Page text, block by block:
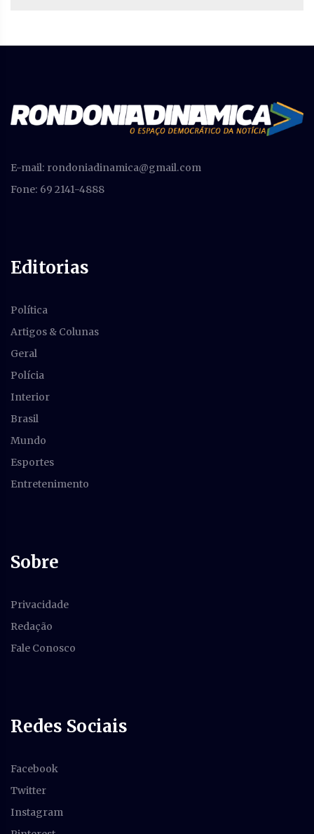
E-mail: rondoniadinamica@gmail.com
Fone: 69 2141-4888
Editorias
Política
Artigos & Colunas
Geral
Polícia
Interior
Brasil
Mundo
Esportes
Entretenimento
Sobre
Privacidade
Redação
Fale Conosco
Redes Sociais
Facebook
Twitter
Instagram